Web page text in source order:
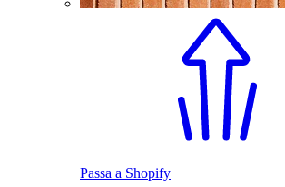
Passa a Shopify